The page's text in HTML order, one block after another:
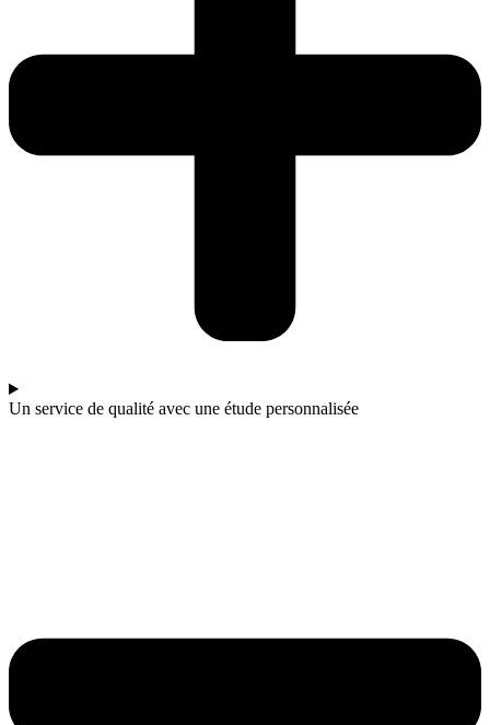
Un service de qualité avec une étude personnalisée